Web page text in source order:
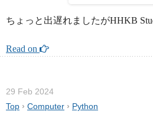
ちょっと出遅れましたがHHKB
Read on
29 Feb 2024
Top › Computer › Python